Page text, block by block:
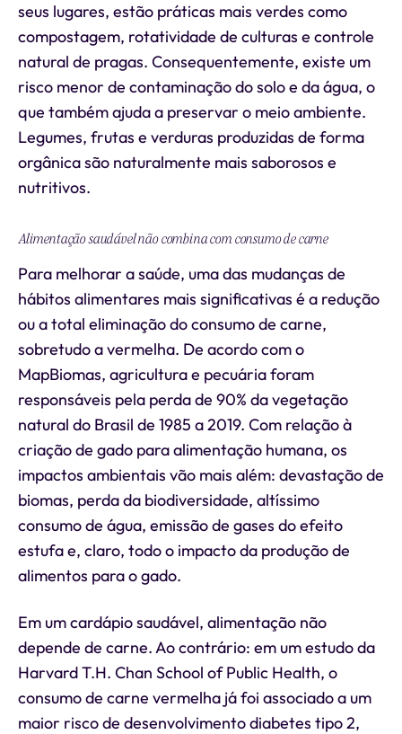
seus lugares, estão práticas mais verdes como
compostagem, rotatividade de culturas e controle
natural de pragas. Consequentemente, existe um
risco menor de contaminação do solo e da água, o
que também ajuda a preservar o meio ambiente.
Legumes, frutas e verduras produzidas de forma
orgânica são naturalmente mais saborosos e
nutritivos.
Alimentação saudável não combina com consumo de carne
Para melhorar a saúde, uma das mudanças de
hábitos alimentares mais significativas é a redução
ou a total eliminação do consumo de carne,
sobretudo a vermelha. De acordo com o
MapBiomas, agricultura e pecuária foram
responsáveis pela perda de 90% da vegetação
natural do Brasil de 1985 a 2019. Com relação à
criação de gado para alimentação humana, os
impactos ambientais vão mais além: devastação de
biomas, perda da biodiversidade, altíssimo
consumo de água, emissão de gases do efeito
estufa e, claro, todo o impacto da produção de
alimentos para o gado.
Em um cardápio saudável, alimentação não
depende de carne. Ao contrário: em um estudo da
Harvard T.H. Chan School of Public Health, o
consumo de carne vermelha já foi associado a um
maior risco de desenvolvimento diabetes tipo 2,